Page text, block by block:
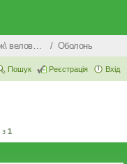
Велоранок\ веловечір\ велодень \ велоніч Оболонь
Вхід
Реєстрація
Пошук
з 1